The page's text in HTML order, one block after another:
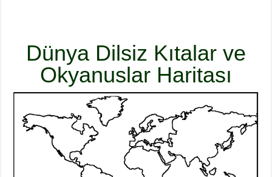
Dünya Dilsiz Kıtalar ve
Okyanuslar Haritası